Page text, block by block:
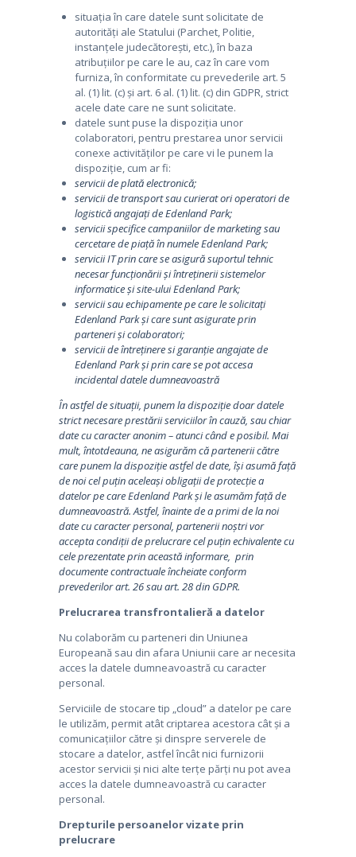
situația în care datele sunt solicitate de
autorități ale Statului (Parchet, Politie,
instanțele judecătorești, etc.), în baza
atribuțiilor pe care le au, caz în care vom
furniza, în conformitate cu prevederile art. 5
al. (1) lit. (c) și art. 6 al. (1) lit. (c) din GDPR, strict
acele date care ne sunt solicitate.
datele sunt puse la dispoziția unor
colaboratori, pentru prestarea unor servicii
conexe activităților pe care vi le punem la
dispoziție, cum ar fi:
servicii de plată electronică;
servicii de transport sau curierat ori operatori de
logistică angajați de Edenland Park;
servicii specifice campaniilor de marketing sau
cercetare de piață în numele Edenland Park;
servicii IT prin care se asigură suportul tehnic
necesar funcționării și întreținerii sistemelor
informatice și site-ului Edenland Park;
servicii sau echipamente pe care le solicitați
Edenland Park și care sunt asigurate prin
parteneri și colaboratori;
servicii de întreținere si garanție angajate de
Edenland Park și prin care se pot accesa
incidental datele dumneavoastră
În astfel de situații, punem la dispoziție doar datele
strict necesare prestării serviciilor în cauză, sau chiar
date cu caracter anonim – atunci când e posibil. Mai
mult, întotdeauna, ne asigurăm că partenerii către
care punem la dispoziție astfel de date, își asumă față
de noi cel puțin aceleași obligații de protecție a
datelor pe care Edenland Park și le asumăm față de
dumneavoastră. Astfel, înainte de a primi de la noi
date cu caracter personal, partenerii noștri vor
accepta condiții de prelucrare cel puțin echivalente cu
cele prezentate prin această informare, prin
documente contractuale încheiate conform
prevederilor art. 26 sau art. 28 din GDPR.
Prelucrarea transfrontalieră a datelor
Nu colaborăm cu parteneri din Uniunea
Europeană sau din afara Uniunii care ar necesita
acces la datele dumneavoastră cu caracter
personal.
Serviciile de stocare tip „cloud” a datelor pe care
le utilizăm, permit atât criptarea acestora cât și a
comunicațiilor către și dinspre serverele de
stocare a datelor, astfel încât nici furnizorii
acestor servicii și nici alte terțe părți nu pot avea
acces la datele dumneavoastră cu caracter
personal.
Drepturile persoanelor vizate prin
prelucrare